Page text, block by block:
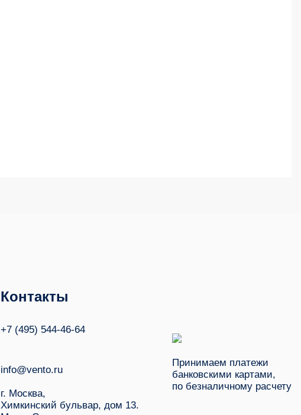
Контакты
+7 (495) 544-46-64
info@vento.ru
г. Москва,
Химкинский бульвар, дом 13.
Принимаем платежи
банковскими картами,
по безналичному расчету